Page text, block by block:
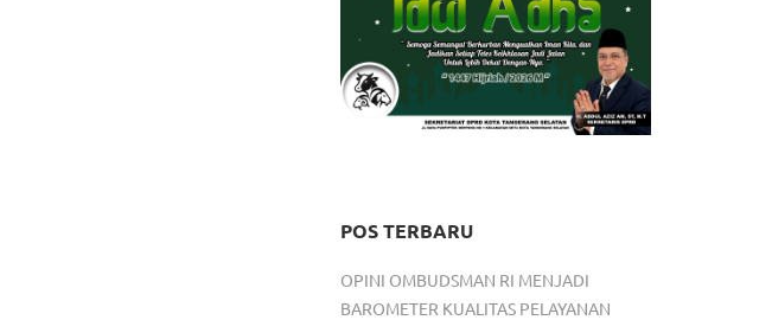
POS TERBARU
OPINI OMBUDSMAN RI MENJADI
BAROMETER KUALITAS PELAYANAN